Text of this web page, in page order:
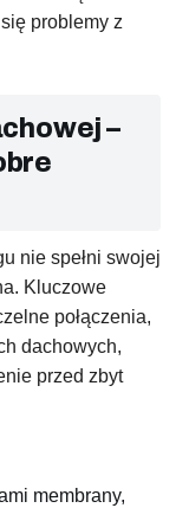
problemy z
–
nie spełni swojej
Kluczowe
połączenia,
dachowych,
przed zbyt
membrany,